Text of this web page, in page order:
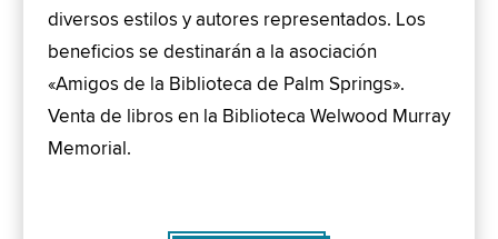
diversos estilos y autores representados. Los
beneficios se destinarán a la asociación
«Amigos de la Biblioteca de Palm Springs».
Venta de libros en la Biblioteca Welwood Murray
Memorial.